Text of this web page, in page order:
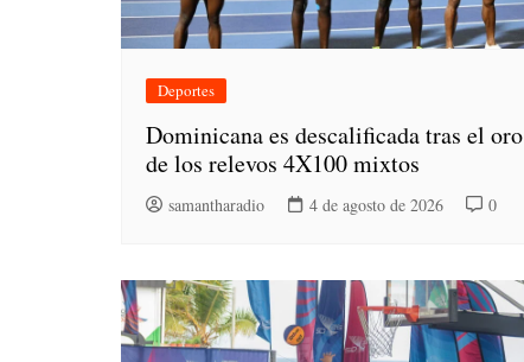
Deportes
Dominicana es descalificada tras el oro
de los relevos 4X100 mixtos
samantharadio 4 de agosto de 2026 0